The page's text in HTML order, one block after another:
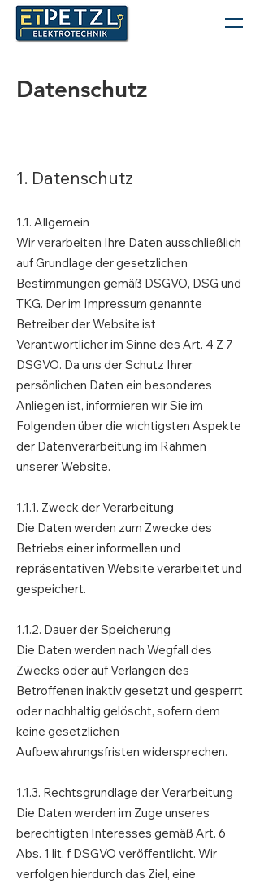
Datenschutz
1. Datenschutz
1.1. Allgemein
Wir verarbeiten Ihre Daten ausschließlich
auf Grundlage der gesetzlichen
Bestimmungen gemäß DSGVO, DSG und
TKG. Der im Impressum genannte
Betreiber der Website ist
Verantwortlicher im Sinne des Art. 4 Z 7
DSGVO. Da uns der Schutz Ihrer
persönlichen Daten ein besonderes
Anliegen ist, informieren wir Sie im
Folgenden über die wichtigsten Aspekte
der Datenverarbeitung im Rahmen
unserer Website.
1.1.1. Zweck der Verarbeitung
Die Daten werden zum Zwecke des
Betriebs einer informellen und
repräsentativen Website verarbeitet und
gespeichert.
1.1.2. Dauer der Speicherung
Die Daten werden nach Wegfall des
Zwecks oder auf Verlangen des
Betroffenen inaktiv gesetzt und gesperrt
oder nachhaltig gelöscht, sofern dem
keine gesetzlichen
Aufbewahrungsfristen widersprechen.
1.1.3. Rechtsgrundlage der Verarbeitung
Die Daten werden im Zuge unseres
berechtigten Interesses gemäß Art. 6
Abs. 1 lit. f DSGVO veröffentlicht. Wir
verfolgen hierdurch das Ziel, eine